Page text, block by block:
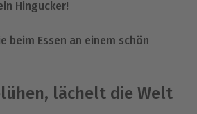
Hingucker!
lächelt die Welt